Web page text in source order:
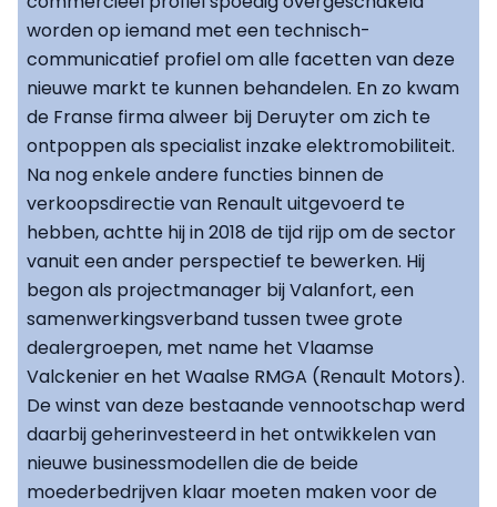
worden op iemand met een technisch-
communicatief profiel om alle facetten van deze
nieuwe markt te kunnen behandelen. En zo kwam
de Franse firma alweer bij Deruyter om zich te
ontpoppen als specialist inzake elektromobiliteit.
Na nog enkele andere functies binnen de
verkoopsdirectie van Renault uitgevoerd te
hebben, achtte hij in 2018 de tijd rijp om de sector
vanuit een ander perspectief te bewerken. Hij
begon als projectmanager bij Valanfort, een
samenwerkingsverband tussen twee grote
dealergroepen, met name het Vlaamse
Valckenier en het Waalse RMGA (Renault Motors).
De winst van deze bestaande vennootschap werd
daarbij geherinvesteerd in het ontwikkelen van
nieuwe businessmodellen die de beide
moederbedrijven klaar moeten maken voor de